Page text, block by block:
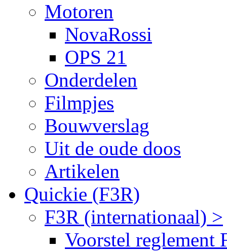
Motoren
NovaRossi
OPS 21
Onderdelen
Filmpjes
Bouwverslag
Uit de oude doos
Artikelen
Quickie (F3R)
F3R (internationaal) >
Voorstel reglement